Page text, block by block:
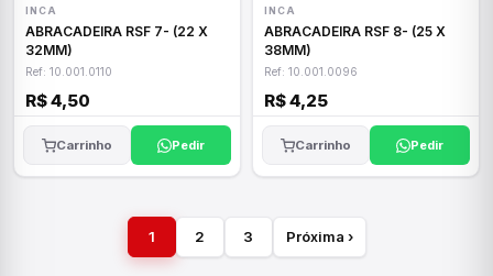
INCA
ABRACADEIRA RSF 7- (22 X
32MM)
Ref: 10.001.0110
R$ 4,50
Carrinho Pedir
INCA
ABRACADEIRA RSF 8- (25 X
38MM)
Ref: 10.001.0096
R$ 4,25
Carrinho Pedir
1 2 3 Próxima ›